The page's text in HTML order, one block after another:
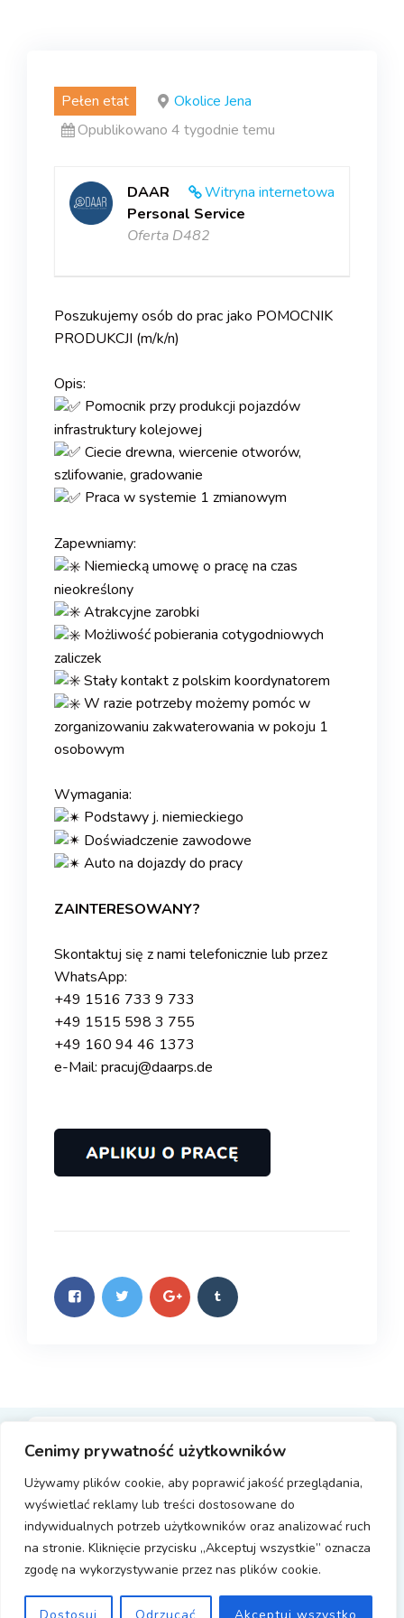
Cenimy prywatność użytkowników
Używamy plików cookie, aby poprawić jakość przeglądania,
wyświetlać reklamy lub treści dostosowane do
indywidualnych potrzeb użytkowników oraz analizować ruch
na stronie. Kliknięcie przycisku „Akceptuj wszystkie” oznacza
zgodę na wykorzystywanie przez nas plików cookie.
Pełen etat
Okolice Jena
Opublikowano 4 tygodnie temu
Witryna internetowa
DAAR
Personal Service
Oferta D482
Poszukujemy osób do prac jako POMOCNIK
PRODUKCJI (m/k/n)
Opis:
Pomocnik przy produkcji pojazdów
infrastruktury kolejowej
Ciecie drewna, wiercenie otworów,
szlifowanie, gradowanie
Praca w systemie 1 zmianowym
Zapewniamy:
Niemiecką umowę o pracę na czas
nieokreślony
Atrakcyjne zarobki
Możliwość pobierania cotygodniowych
zaliczek
Stały kontakt z polskim koordynatorem
W razie potrzeby możemy pomóc w
zorganizowaniu zakwaterowania w pokoju 1
osobowym
Wymagania:
Podstawy j. niemieckiego
Doświadczenie zawodowe
Auto na dojazdy do pracy
ZAINTERESOWANY?
Skontaktuj się z nami telefonicznie lub przez
WhatsApp:
+49 1516 733 9 733
+49 1515 598 3 755
+49 160 94 46 1373
e-Mail: pracuj@daarps.de
Copyright © 2023 DAAR Personel Service GmbH
Realizacja PLAN DIGITAL
| All Rights Reserved.
Polityka prywatności Impressum
Datenschutz
HinSchG
AGB